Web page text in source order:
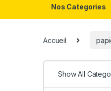
Nos Categories
Accueil
Show All